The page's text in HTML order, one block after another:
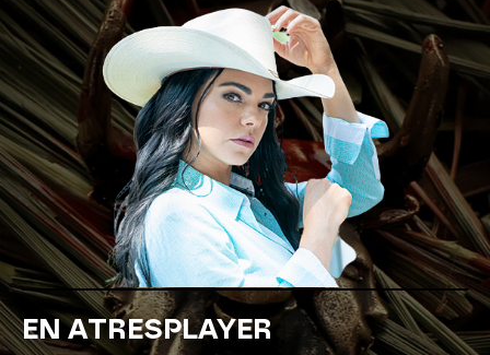
EN ATRESPLAYER